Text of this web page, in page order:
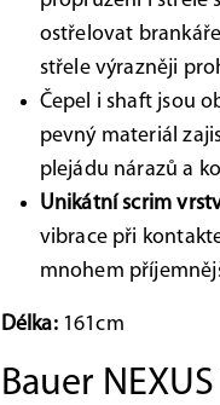
ostřelovat
střele výrazněji
Čepel i shaft jsou
pevný materiál
plejádu nárazů a
Unikátní scrim
vibrace při
mnohem
Délka:161cm
Bauer